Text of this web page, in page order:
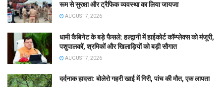
रूम से सुरक्षा और ट्रैफिक व्यवस्था का लिया जायजा
AUGUST 7, 2026
धामी कैबिनेट के बड़े फैसले: हल्द्वानी में हाईकोर्ट कॉम्प्लेक्स को मंजूरी,
पशुपालकों, श्रमिकों और खिलाड़ियों को बड़ी सौगात
AUGUST 7, 2026
दर्दनाक हादसा: बोलेरो गहरी खाई में गिरी, पांच की मौत, एक लापता